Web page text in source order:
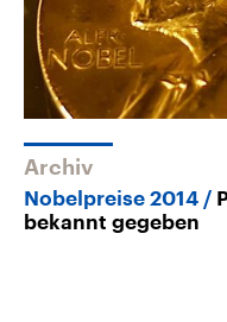
Archiv
Nobelpreise 2014
bekannt gegeben